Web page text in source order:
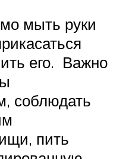
мыть руки
его. Важно
соблюдать
пить